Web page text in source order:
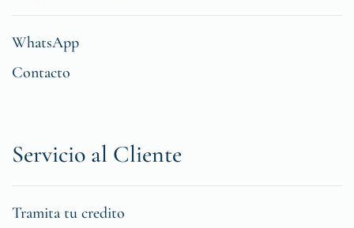
WhatsApp
Contacto
Servicio al Cliente
Tramita tu credito